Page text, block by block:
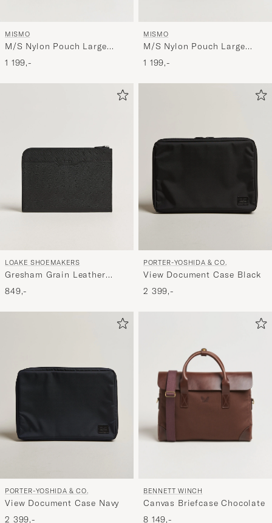
MISMO
M/S Nylon Pouch Large
Eclipse Black/Black
1 199,-
MISMO
M/S Nylon Pouch Large
Haptic Black/Black
1 199,-
LOAKE SHOEMAKERS
Gresham Grain Leather
Laptop Cover Black
849,-
PORTER-YOSHIDA & CO.
View Document Case Black
2 399,-
PORTER-YOSHIDA & CO.
View Document Case Navy
2 399,-
BENNETT WINCH
Canvas Briefcase Chocolate
8 149,-